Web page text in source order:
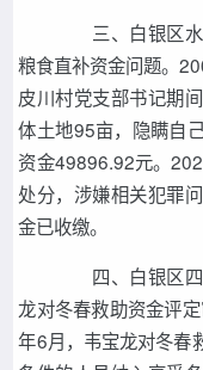
三、白银区水
粮食直补资金问题。
皮川村党支部书记期
体土地95亩，隐瞒自
资金49896.92元。
处分，涉嫌相关犯罪
金已收缴。
四、白银区四
龙对冬春救助资金评
年6月，韦宝龙对冬春